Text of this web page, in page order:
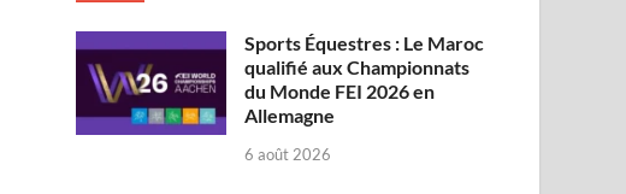
Sports Équestres : Le Maroc
qualifié aux Championnats
du Monde FEI 2026 en
Allemagne
6 août 2026